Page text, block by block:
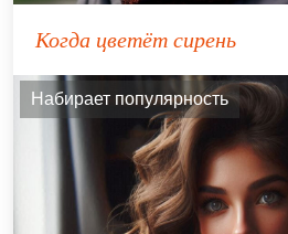
Когда цветёт сирень
Набирает популярность